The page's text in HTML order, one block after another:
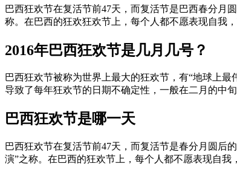
巴西狂欢节在复活节前47天，而复活节是巴西春分月
称。在巴西的狂欢狂欢节上，每个人都不愿表现自我
2016年巴西狂欢节是几月几号？
巴西狂欢节被称为世界上最大的狂欢节，有“地球上
导致了每年狂欢节的日期不确定性，一般在二月的中
巴西狂欢节是哪一天
巴西狂欢节在复活节前47天，而复活节是春分月圆后
演”之称。在巴西的狂欢节上，每个人都不愿表现自